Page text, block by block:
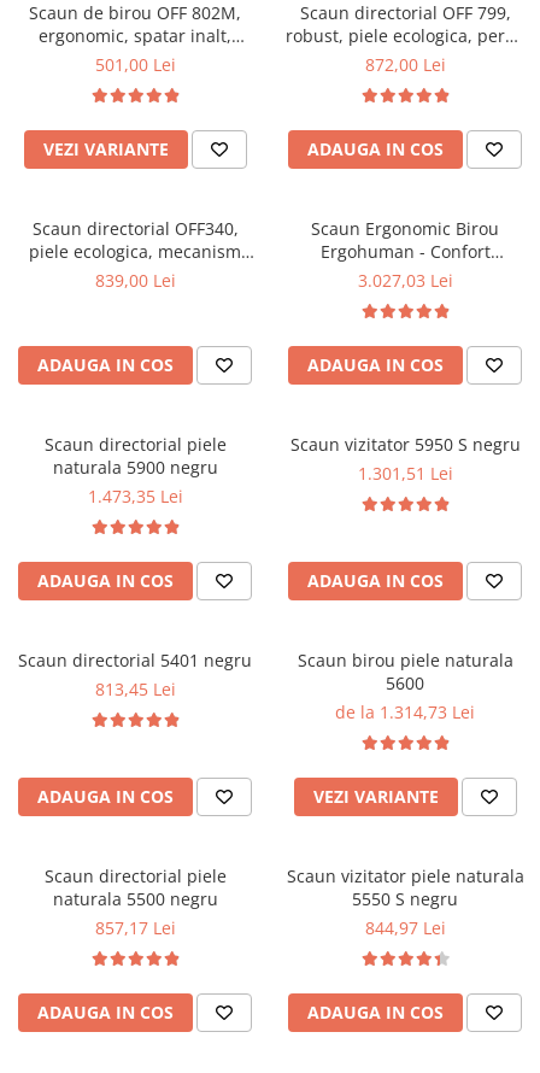
Mese gradinita
Scaune gradinita
Set mese si scaune gradinita
Mobila camera copii
Saltele patuturi copii
Paturi copii
Masa si scaune gradinita
Scaun de birou OFF 802M,
ergonomic, spatar inalt,
mecanism balans, roti
501,00 Lei
VEZI VARIANTE
Scaun directorial OFF 799,
robust, piele ecologica, perne
duble, baza cromata,
872,00 Lei
ADAUGA IN COS
Scaun directorial OFF340,
piele ecologica, mecanism
balans, robust, rabatabil 180
839,00 Lei
ADAUGA IN COS
Scaun Ergonomic Birou
Ergohuman - Confort
Premium, Reglaje Inteligente
Performanta la Birou
3.027,03 Lei
ADAUGA IN COS
Scaun directorial piele
naturala 5900 negru
1.473,35 Lei
ADAUGA IN COS
Scaun vizitator 5950 S negru
1.301,51 Lei
ADAUGA IN COS
Scaun directorial 5401 negru
813,45 Lei
ADAUGA IN COS
Scaun birou piele naturala
5600
de la 1.314,73 Lei
VEZI VARIANTE
Scaun directorial piele
naturala 5500 negru
857,17 Lei
ADAUGA IN COS
Scaun vizitator piele naturala
5550 S negru
844,97 Lei
ADAUGA IN COS